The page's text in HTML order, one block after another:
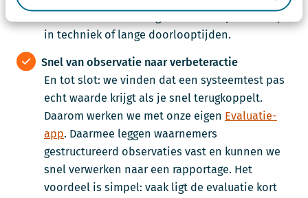
in techniek of lange doorlooptijden.
Snel van observatie naar verbeteractie
En tot slot: we vinden dat een systeemtest pas
echt waarde krijgt als je snel terugkoppelt.
Daarom werken we met onze eigen Evaluatie-
app. Daarmee leggen waarnemers
gestructureerd observaties vast en kunnen we
snel verwerken naar een rapportage. Het
voordeel is simpel: vaak ligt de evaluatie kort